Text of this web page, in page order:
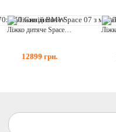
12899 грн.